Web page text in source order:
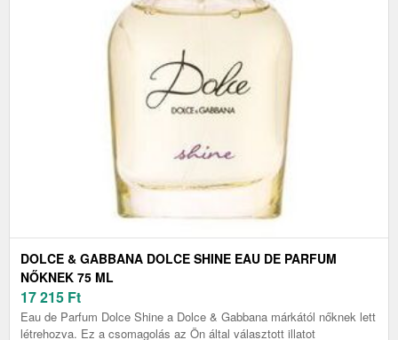
DOLCE & GABBANA DOLCE SHINE EAU DE PARFUM
NŐKNEK 75 ML
17 215 Ft
Eau de Parfum Dolce Shine a Dolce & Gabbana márkától nőknek lett
létrehozva. Ez a csomagolás az Ön által választott illatot